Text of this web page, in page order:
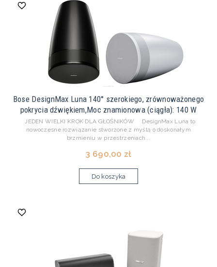
Bose DesignMax Luna 140° szerokiego, zrównoważonego
pokrycia dźwiękiem,Moc znamionowa (ciągła): 140 W
JEDEN WIELKI KROK DLA GŁOŚNIKÓW DesignMax Luna to
nowoczesne rozwiązanie stworzone z myślą o doskonałym
brzmieniu w przestrzeniach...
3 690,00 zł
Do koszyka